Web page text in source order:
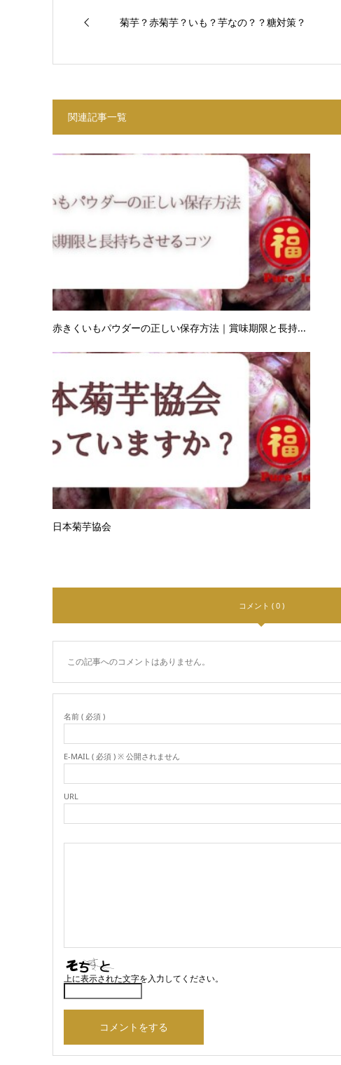
菊芋？赤菊芋？いも？芋なの？？糖対策？
関連記事一覧
赤きくいもパウダーの正しい保存方法｜賞味期限と長持...
日本菊芋協会
コメント ( 0 )
この記事へのコメントはありません。
名前 ( 必須 )
E-MAIL ( 必須 ) ※ 公開されません
URL
上に表示された文字を入力してください。